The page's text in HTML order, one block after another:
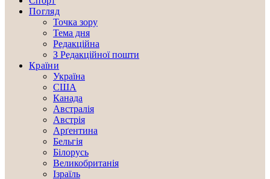
Погляд
Точка зору
Тема дня
Редакційна
З Редакційної пошти
Країни
Україна
США
Канада
Австралія
Австрія
Арґентина
Бельгія
Білорусь
Великобританія
Ізраїль